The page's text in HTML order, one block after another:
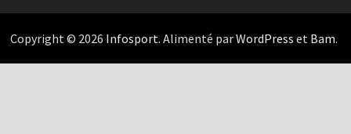
Copyright © 2026 Infosport. Alimenté parWordPress et Bam.